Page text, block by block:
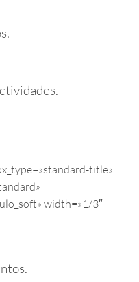
title»
width=»1/3″